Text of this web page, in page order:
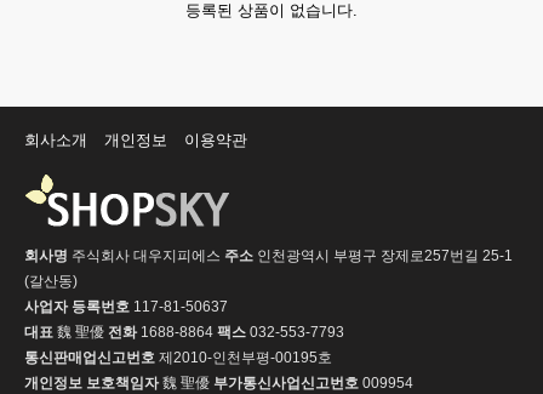
등록된 상품이 없습니다.
회사소개 개인정보 이용약관
회사명 주식회사 대우지피에스 주소 인천광역시 부평구 장제로257번길 25-1
(갈산동)
사업자 등록번호 117-81-50637
대표 魏 聖優 전화1688-8864 팩스 032-553-7793
통신판매업신고번호 제2010-인천부평-00195호
개인정보 보호책임자魏 聖優 부가통신사업신고번호 009954